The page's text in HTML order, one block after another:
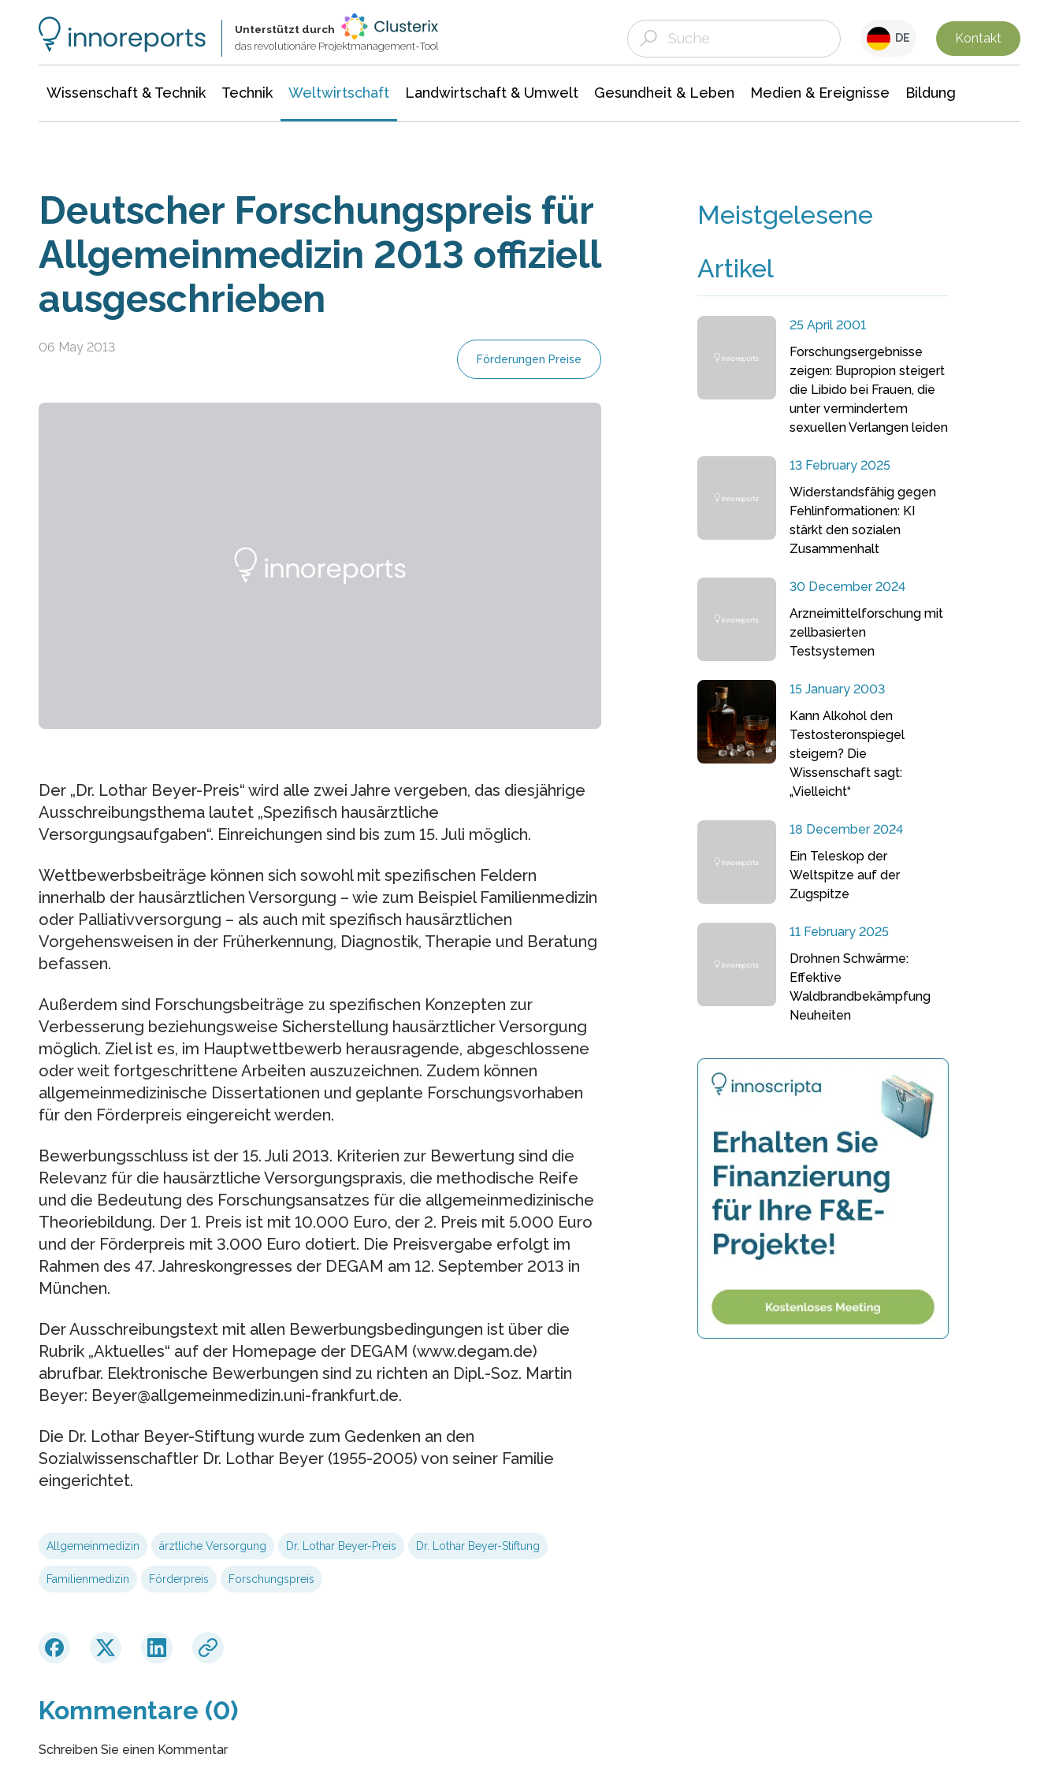
Unterstützt durch
das revolutionäre Projektmanagement-Tool
DE Kontakt
Wissenschaft & Technik Technik Weltwirtschaft Landwirtschaft & Umwelt Gesundheit & Leben Medien & Ereignisse Bildung
Deutscher Forschungspreis für
Allgemeinmedizin 2013 offiziell
ausgeschrieben
06 May 2013
Förderungen Preise
Der „Dr. Lothar Beyer-Preis“ wird alle zwei Jahre vergeben, das diesjährige
Ausschreibungsthema lautet „Spezifisch hausärztliche
Versorgungsaufgaben“. Einreichungen sind bis zum 15. Juli möglich.
Wettbewerbsbeiträge können sich sowohl mit spezifischen Feldern
innerhalb der hausärztlichen Versorgung – wie zum Beispiel Familienmedizin
oder Palliativversorgung – als auch mit spezifisch hausärztlichen
Vorgehensweisen in der Früherkennung, Diagnostik, Therapie und Beratung
befassen.
Außerdem sind Forschungsbeiträge zu spezifischen Konzepten zur
Verbesserung beziehungsweise Sicherstellung hausärztlicher Versorgung
möglich. Ziel ist es, im Hauptwettbewerb herausragende, abgeschlossene
oder weit fortgeschrittene Arbeiten auszuzeichnen. Zudem können
allgemeinmedizinische Dissertationen und geplante Forschungsvorhaben
für den Förderpreis eingereicht werden.
Bewerbungsschluss ist der 15. Juli 2013. Kriterien zur Bewertung sind die
Relevanz für die hausärztliche Versorgungspraxis, die methodische Reife
und die Bedeutung des Forschungsansatzes für die allgemeinmedizinische
Theoriebildung. Der 1. Preis ist mit 10.000 Euro, der 2. Preis mit 5.000 Euro
und der Förderpreis mit 3.000 Euro dotiert. Die Preisvergabe erfolgt im
Rahmen des 47. Jahreskongresses der DEGAM am 12. September 2013 in
München.
Der Ausschreibungstext mit allen Bewerbungsbedingungen ist über die
Rubrik „Aktuelles“ auf der Homepage der DEGAM (www.degam.de)
abrufbar. Elektronische Bewerbungen sind zu richten an Dipl.-Soz. Martin
Beyer: Beyer@allgemeinmedizin.uni-frankfurt.de.
Die Dr. Lothar Beyer-Stiftung wurde zum Gedenken an den
Sozialwissenschaftler Dr. Lothar Beyer (1955-2005) von seiner Familie
eingerichtet.
Allgemeinmedizin ärztliche Versorgung Dr. Lothar Beyer-Preis Dr. Lothar Beyer-Stiftung
Familienmedizin Förderpreis Forschungspreis
Kommentare (0)
Schreiben Sie einen Kommentar
Meistgelesene
Artikel
25 April 2001
Forschungsergebnisse
zeigen: Bupropion steigert
die Libido bei Frauen, die
unter vermindertem
sexuellen Verlangen leiden
13 February 2025
Widerstandsfähig gegen
Fehlinformationen: KI
stärkt den sozialen
Zusammenhalt
30 December 2024
Arzneimittelforschung mit
zellbasierten
Testsystemen
15 January 2003
Kann Alkohol den
Testosteronspiegel
steigern? Die
Wissenschaft sagt:
„Vielleicht“
18 December 2024
Ein Teleskop der
Weltspitze auf der
Zugspitze
11 February 2025
Drohnen Schwärme:
Effektive
Waldbrandbekämpfung
Neuheiten